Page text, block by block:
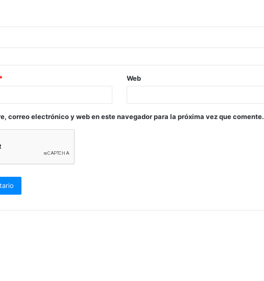
* Web
correo electrónico y web en este navegador para la próxima vez que comente.